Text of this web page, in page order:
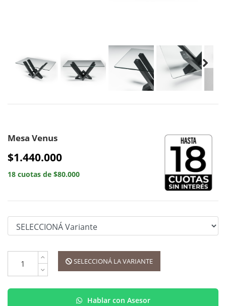
Mesa Venus
$1.440.000
18 cuotas de $80.000
SELECCIONÁ LA VARIANTE
Hablar con Asesor